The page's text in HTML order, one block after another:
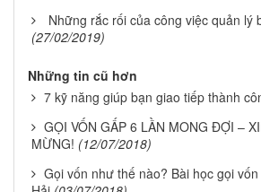
Những rắc rối của công việc quản lý
(27/02/2019)
Những tin cũ hơn
7 kỹ năng giúp bạn giao tiếp thành
GỌI VỐN GẤP 6 LẦN MONG ĐỢI –
MỪNG! (12/07/2018)
Gọi vốn như thế nào? Bài học gọi